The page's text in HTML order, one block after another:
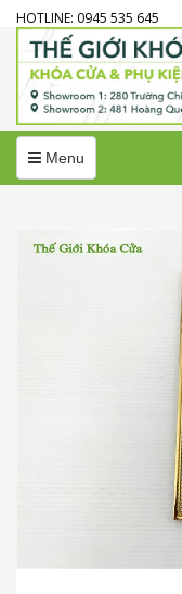
HOTLINE: 0945 535 645
MenuMenu